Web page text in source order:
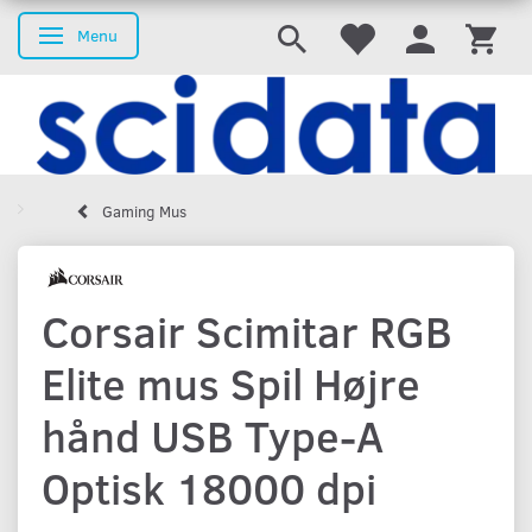
Skifte navigation
Menu
Gaming Mus
Corsair Scimitar RGB
Elite mus Spil Højre
hånd USB Type-A
Optisk 18000 dpi